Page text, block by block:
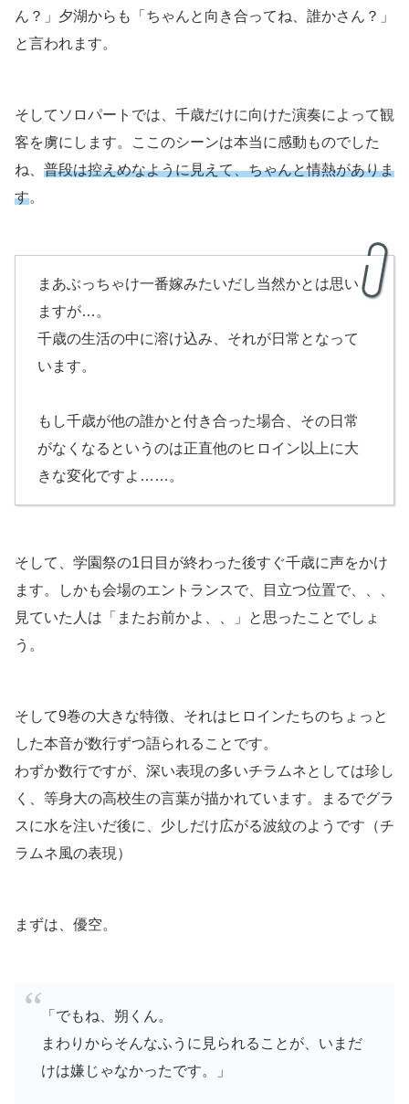
ん？」夕湖からも「ちゃんと向き合ってね、誰かさん？」
と言われます。
そしてソロパートでは、千歳だけに向けた演奏によって観
客を虜にします。ここのシーンは本当に感動ものでした
ね、 普段は控えめなように見えて、ちゃんと情熱がありま
す。
まあぶっちゃけ一番嫁みたいだし当然かとは思い
ますが…。
千歳の生活の中に溶け込み、それが日常となって
います。
もし千歳が他の誰かと付き合った場合、その日常
がなくなるというのは正直他のヒロイン以上に大
きな変化ですよ……。
そして、学園祭の1日目が終わった後すぐ千歳に声をかけ
ます。しかも会場のエントランスで、目立つ位置で、、、
見ていた人は「またお前かよ、、」と思ったことでしょ
う。
そして9巻の大きな特徴、それはヒロインたちのちょっと
した本音が数行ずつ語られることです。
わずか数行ですが、深い表現の多いチラムネとしては珍し
く、等身大の高校生の言葉が描かれています。まるでグラ
スに水を注いだ後に、少しだけ広がる波紋のようです（チ
ラムネ風の表現）
まずは、優空。
「でもね、朔くん。
まわりからそんなふうに見られることが、いまだ
けは嫌じゃなかったです。」